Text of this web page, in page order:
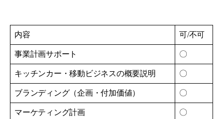
内容 可/不可
事業計画サポート 〇
キッチンカー・移動ビジネスの概要説明 〇
ブランディング（企画・付加価値） 〇
マーケティング計画 〇